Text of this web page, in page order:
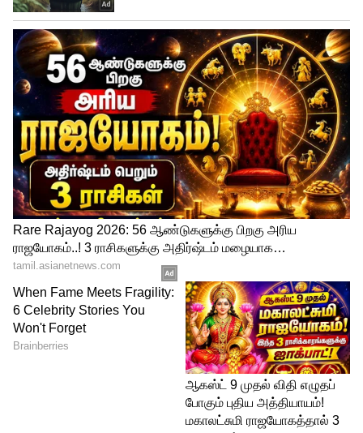
வந்த நிலையில் ஒருவழியாக நேற்று முதல்
ரயில் சேவை தொடங்கியது.
LATEST VIDEOS